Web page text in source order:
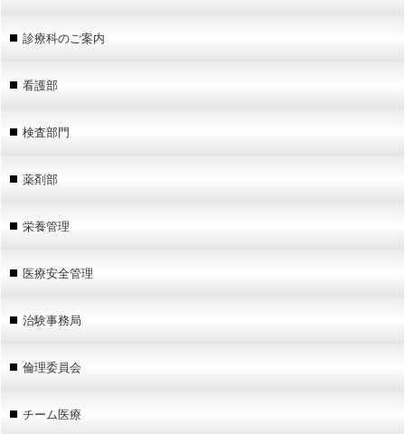
診療科のご案内
看護部
検査部門
薬剤部
栄養管理
医療安全管理
治験事務局
倫理委員会
チーム医療